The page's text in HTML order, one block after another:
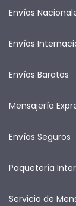
Envíos
Envíos
Envíos Baratos
Mensajería
Envíos Seguros
Paquetería
Servicio de